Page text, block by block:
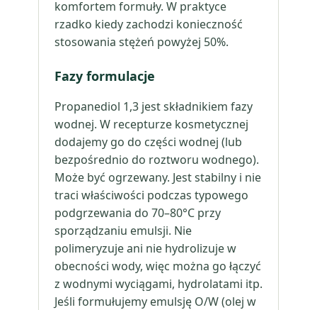
komfortem formuły. W praktyce
rzadko kiedy zachodzi konieczność
stosowania stężeń powyżej 50%.
Fazy formulacje
Propanediol 1,3 jest składnikiem fazy
wodnej. W recepturze kosmetycznej
dodajemy go do części wodnej (lub
bezpośrednio do roztworu wodnego).
Może być ogrzewany. Jest stabilny i nie
traci właściwości podczas typowego
podgrzewania do 70–80°C przy
sporządzaniu emulsji. Nie
polimeryzuje ani nie hydrolizuje w
obecności wody, więc można go łączyć
z wodnymi wyciągami, hydrolatami itp.
Jeśli formułujemy emulsję O/W (olej w